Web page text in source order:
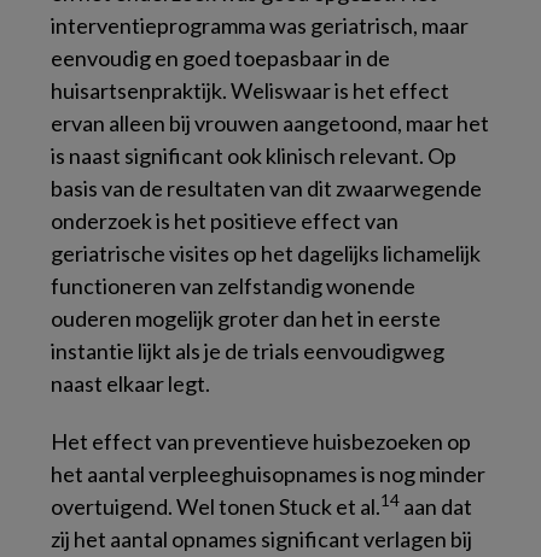
interventieprogramma was geriatrisch, maar
eenvoudig en goed toepasbaar in de
huisartsenpraktijk. Weliswaar is het effect
ervan alleen bij vrouwen aangetoond, maar het
is naast significant ook klinisch relevant. Op
basis van de resultaten van dit zwaarwegende
onderzoek is het positieve effect van
geriatrische visites op het dagelijks lichamelijk
functioneren van zelfstandig wonende
ouderen mogelijk groter dan het in eerste
instantie lijkt als je de trials eenvoudigweg
naast elkaar legt.
Het effect van preventieve huisbezoeken op
het aantal verpleeghuisopnames is nog minder
overtuigend. Wel tonen Stuck et al.14 aan dat
zij het aantal opnames significant verlagen bij